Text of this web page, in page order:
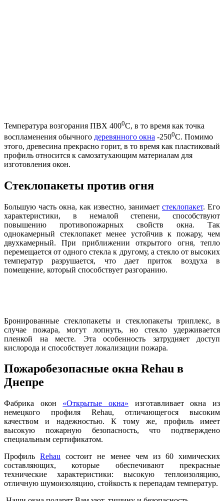
Температура возгорания ПВХ 4000C, в то время как точка
воспламенения обычного деревянного окна -2500C. Помимо
этого, древесина прекрасно горит, в то время как пластиковый
профиль относится к самозатухающим материалам для
изготовления окон.
Стеклопакеты против огня
Большую часть окна, как известно, занимает стеклопакет. Его
характеристики, в немалой степени, способствуют
повышению противопожарных свойств окна. Так
однокамерный стеклопакет менее устойчив к пожару, чем
двухкамерный. При приближении открытого огня, тепло
перемещается от одного стекла к другому, а стекло от высоких
температур разрушается, что дает приток воздуха в
помещение, который способствует разгоранию.
Бронированные стеклопакеты и стеклопакеты триплекс, в
случае пожара, могут лопнуть, но стекло удерживается
пленкой на месте. Эта особенность затрудняет доступ
кислорода и способствует локализации пожара.
Пожаробезопасные окна Rehau в
Днепре
Фабрика окон «Открытые окна» изготавливает окна из
немецкого профиля Rehau, отличающегося высоким
качеством и надежностью. К тому же, профиль имеет
высокую пожарную безопасность, что подтверждено
специальным сертификатом.
ПрофильRehau состоит не менее чем из 60 химических
составляющих, которые обеспечивают прекрасные
технические характеристики: высокую теплоизоляцию,
отличную шумоизоляцию, стойкость к перепадам температур.